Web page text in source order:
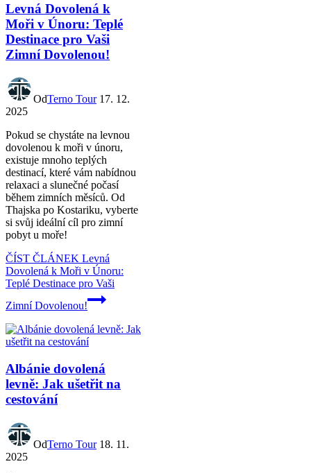
Levná Dovolená k
Moři v Únoru: Teplé
Destinace pro Vaši
Zimní Dovolenou!
OdTerno Tour 17. 12.
2025
Pokud se chystáte na levnou
dovolenou k moři v únoru,
existuje mnoho teplých
destinací, které vám nabídnou
relaxaci a slunečné počasí
během zimních měsíců. Od
Thajska po Kostariku, vyberte
si svůj ideální cíl pro zimní
pobyt u moře!
ČÍST ČLÁNEK Levná
Dovolená k Moři v Únoru:
Teplé Destinace pro Vaši
Zimní Dovolenou!
Albánie dovolená
levně: Jak ušetřit na
cestování
OdTerno Tour 18. 11.
2025